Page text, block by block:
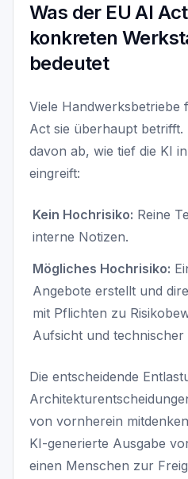
Was der EU AI
konkreten
bedeutet
Viele Handwerksbetriebe
Act sie überhaupt
davon ab, wie tief die KI
eingreift:
Kein Hochrisiko: Reine
interne Notizen.
Mögliches Hochrisiko:
Angebote erstellt und
mit Pflichten zu
Aufsicht und technischer
Die entscheidende
von vornherein
KI-generierte Ausgabe
einen Menschen zur